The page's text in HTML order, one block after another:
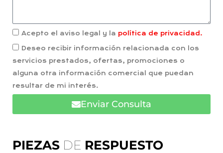
PIEZAS DE RESPUESTO
Acepto el aviso legal y la política de privacidad.
Deseo recibir información relacionada con los
servicios prestados, ofertas, promociones o
alguna otra información comercial que puedan
resultar de mi interés.
Enviar Consulta